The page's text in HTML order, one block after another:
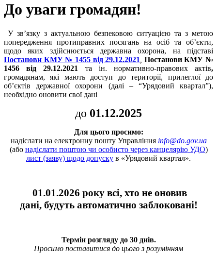
До уваги громадян!
У зв’язку з актуальною безпековою ситуацією та з метою
попередження протиправних посягань на осіб та об’єкти,
щодо яких здійснюється державна охорона, на підставі
Постанови КМУ № 1455 від 29.12.2021
Постанови КМУ №
1456 від 29.12.2021 та ін. нормативно-правових актів,
громадянам, які мають доступ до території, прилеглої до
об’єктів державної охорони (далі – “Урядовий квартал”),
необхідно оновити свої дані
до 01.12.2025
Для цього просимо:
надіслати на електронну пошту Управління info@do.gov.ua
(або надіслати поштою чи особисто через канцеляріюУДО)
лист (заяву) щодо допуску в «Урядовий квартал».
01.01.2026 року всі, хто не оновив
дані, будуть автоматично заблоковані!
Термін розгляду до 30 днів.
Просимо поставитися до цього з розумінням